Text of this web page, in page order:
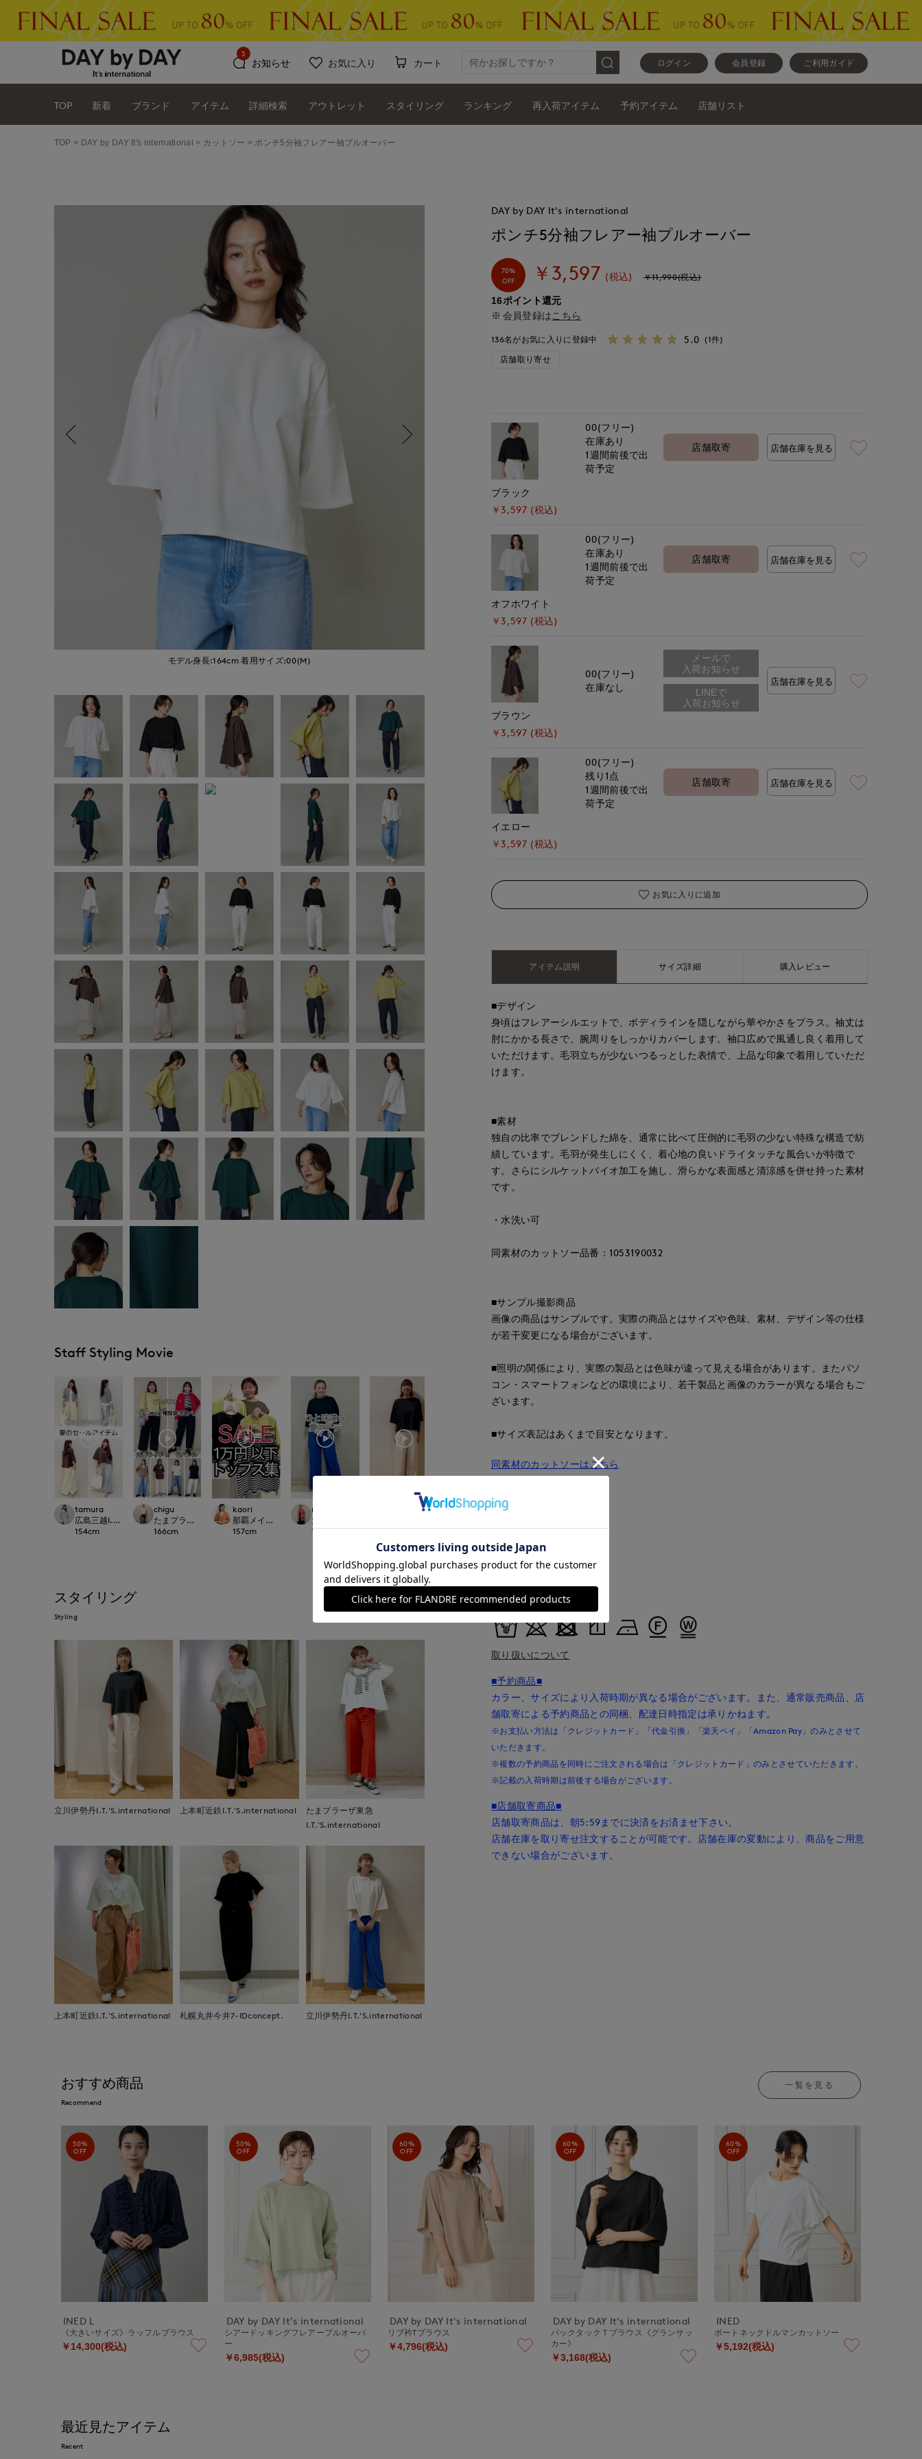
ログイン 会員登録 ご利用ガイド
お知らせ
3
お気に入り カート
TOP 新着 ブランド アイテム 詳細検索 アウトレット スタイリング ランキング 再入荷アイテム 予約アイテム 店舗リスト
TOP DAY by DAY It's international カットソー ポンチ5分袖フレアー袖プルオーバー
モデル身長:164cm 着用サイズ:00(M)
Staff Styling Movie
tamura
広島三越I.T.'S.international
154cm
chigu
たまプラーザ東急I.T.'S.international
166cm
kaori
那覇メインプレイスI.T.'S.international
157cm
maemae
たまプラーザ東急I.T.'S.international
157cm
170cm
maemae
157cm
170cm
スタイリング
Styling
もっと見る
立川伊勢丹I.T.'S.international 上本町近鉄I.T.'S.international
たまプラーザ東急
I.T.'S.international
上本町近鉄I.T.'S.international 札幌丸井今井7-IDconcept. 立川伊勢丹I.T.'S.international
DAY by DAY It's international
ポンチ5分袖フレアー袖プルオーバー
70%
OFF
￥3,597 (税込) ￥11,990(税込)
16ポイント還元
会員登録は こちら
136名がお気に入りに登録中 5.0 (1件)
店舗取り寄せ
ブラック
￥3,597 (税込)
00(フリー)
在庫あり
1週間前後で出
荷予定
店舗取寄 店舗在庫を見る
オフホワイト
￥3,597 (税込)
00(フリー)
在庫あり
1週間前後で出
荷予定
店舗取寄 店舗在庫を見る
ブラウン
￥3,597 (税込)
00(フリー)
在庫なし
メールで
入荷お知らせ
店舗在庫を見る
イエロー
￥3,597 (税込)
00(フリー)
残り1点
1週間前後で出
荷予定
店舗取寄 店舗在庫を見る
お気に入りに追加
アイテム説明 サイズ詳細 購入レビュー
■デザイン
身頃はフレアーシルエットで、ボディラインを隠しながら華やかさをプラス。袖丈は
肘にかかる長さで、腕周りをしっかりカバーします。袖口広めで風通し良く着用して
いただけます。毛羽立ちが少ないつるっとした表情で、上品な印象で着用していただ
けます。
■素材
独自の比率でブレンドした綿を、通常に比べて圧倒的に毛羽の少ない特殊な構造で紡
績しています。毛羽が発生しにくく、着心地の良いドライタッチな風合いが特徴で
す。さらにシルケットバイオ加工を施し、滑らかな表面感と清涼感を併せ持った素材
です。
・水洗い可
同素材のカットソー品番：1053190032
■サンプル撮影商品
画像の商品はサンプルです。実際の商品とはサイズや色味、素材、デザイン等の仕様
が若干変更になる場合がございます。
■照明の関係により、実際の製品とは色味が違って見える場合があります。またパソ
コン・スマートフォンなどの環境により、若干製品と画像のカラーが異なる場合もご
ざいます。
■サイズ表記はあくまで目安となります。
同素材のカットソーはこちら
53190033
■原産国
中国製
■クオリティ
■取扱い方法
取り扱いについて
■予約商品■
カラー、サイズにより入荷時期が異なる場合がございます。また、通常販売商品、店
舗取寄による予約商品との同梱、配達日時指定は承りかねます。
※お支払い方法は「クレジットカード」「代金引換」「楽天ペイ」「Amazon Pay」のみとさせて
いただきます。
※複数の予約商品を同時にご注文される場合は「クレジットカード」のみとさせていただきます。
※記載の入荷時期は前後する場合がございます。
■店舗取寄商品■
店舗取寄商品は、朝5:59までに決済をお済ませ下さい。
店舗在庫を取り寄せ注文することが可能です。店舗在庫の変動により、商品をご用意
できない場合がございます。
おすすめ商品
Recommend
一覧を見る
50%
OFF
INED L
《大きいサイズ》ラッフルブラウス
￥14,300(税込)
50%
OFF
DAY by DAY It's international
シアードッキングフレアープルオーバ
ー
￥6,985(税込)
60%
OFF
DAY by DAY It's international
リブ衿Tブラウス
￥4,796(税込)
60%
OFF
DAY by DAY It's international
バックタックＴブラウス《グランサッ
カー》
￥3,168(税込)
60%
OFF
INED
ボートネックドルマンカットソー
￥5,192(税込)
最近見たアイテム
Recent